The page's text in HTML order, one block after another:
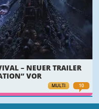
MULTI 10
– NEUER TRAILER
VOR